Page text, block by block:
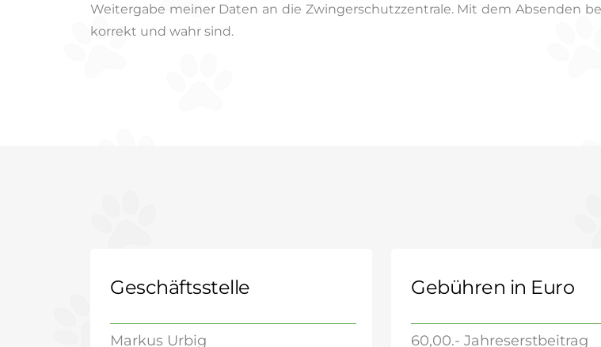
Weitergabe meiner Daten an die Zwingerschutzzentrale. Mit dem Absenden
korrekt und wahr sind.
Geschäftsstelle
Markus Urbig
Gebühren in Euro
60,00.- Jahreserstbeitrag